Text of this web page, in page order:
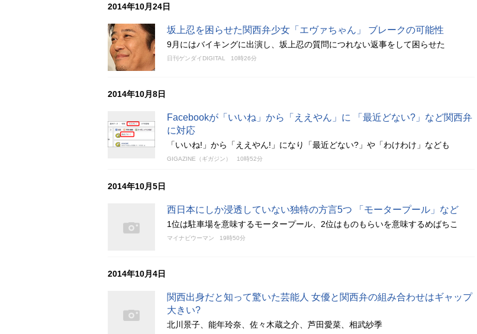
2014年10月24日
坂上忍を困らせた関西弁少女「エヴァちゃん」 ブレークの可能性
9月にはバイキングに出演し、坂上忍の質問につれない返事をして困らせた
日刊ゲンダイDIGITAL 10時26分
2014年10月8日
Facebookが「いいね」から「ええやん」に 「最近どない?」など関西弁
に対応
「いいね!」から「ええやん!」になり「最近どない?」や「わけわけ」なども
GIGAZINE（ギガジン） 10時52分
2014年10月5日
西日本にしか浸透していない独特の方言5つ 「モータープール」など
1位は駐車場を意味するモータープール、2位はものもらいを意味するめばちこ
マイナビウーマン 19時50分
2014年10月4日
関西出身だと知って驚いた芸能人 女優と関西弁の組み合わせはギャップ
大きい?
北川景子、能年玲奈、佐々木蔵之介、芦田愛菜、相武紗季